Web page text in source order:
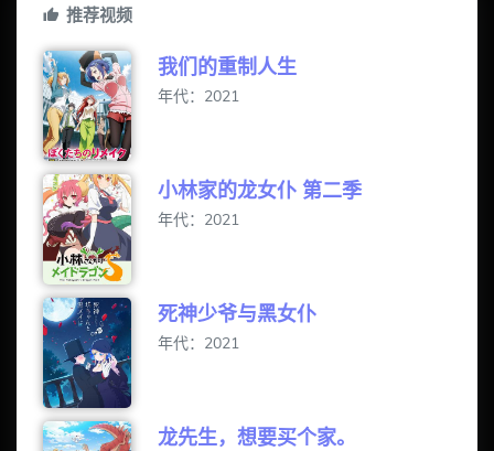
推荐视频
我们的重制人生
年代：2021
小林家的龙女仆 第二季
年代：2021
死神少爷与黑女仆
年代：2021
龙先生，想要买个家。